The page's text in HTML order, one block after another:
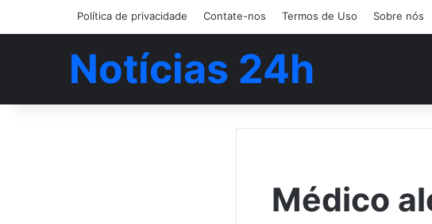
Política de privacidade Contate-nos Termos de Uso Sobre nós
Notícias 24h
Médico